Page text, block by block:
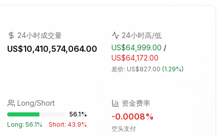
24小时成交量
US$10,410,574,064.00
24小时高/低
US$64,999.00 /
US$64,172.00
差价: US$827.00 (1.29%)
Long/Short
56.1%
Long: 56.1% Short: 43.9%
资金费率
-0.0008%
空头支付